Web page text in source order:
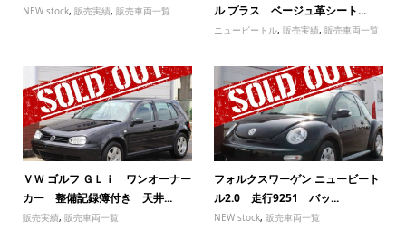
NEW stock, 販売実績, 販売車両一覧
ル プラス ベージュ革シート...
ニュービートル,販売実績,販売車両一覧
ＶＷ ゴルフ ＧＬｉ ワンオーナー
カー 整備記録簿付き 天井...
販売実績, 販売車両一覧
フォルクスワーゲン ニュービート
ル2.0 走行9251 バッ...
NEW stock,販売車両一覧